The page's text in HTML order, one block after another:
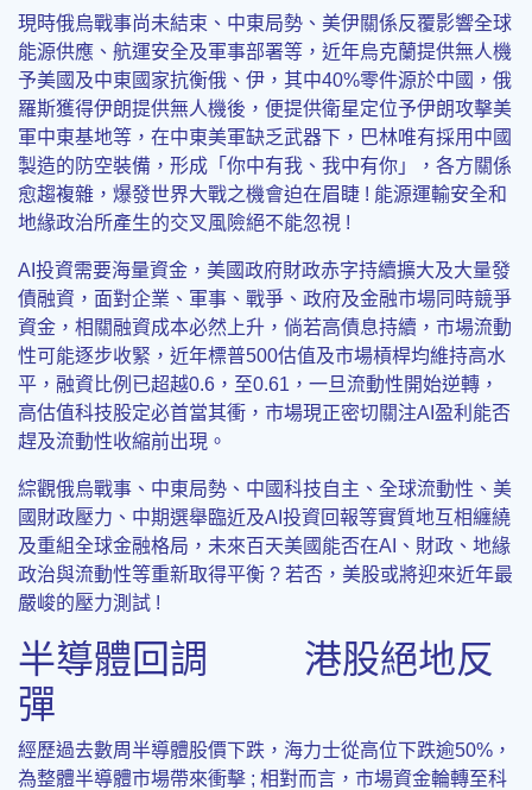
現時俄烏戰事尚未結束、中東局勢、美伊關係反覆影響全球
能源供應、航運安全及軍事部署等，近年烏克蘭提供無人機
予美國及中東國家抗衡俄、伊，其中40%零件源於中國，俄
羅斯獲得伊朗提供無人機後，便提供衛星定位予伊朗攻擊美
軍中東基地等，在中東美軍缺乏武器下，巴林唯有採用中國
製造的防空裝備，形成「你中有我、我中有你」，各方關係
愈趨複雜，爆發世界大戰之機會迫在眉睫 ! 能源運輸安全和
地緣政治所產生的交叉風險絕不能忽視 !
AI投資需要海量資金，美國政府財政赤字持續擴大及大量發
債融資，面對企業、軍事、戰爭、政府及金融市場同時競爭
資金，相關融資成本必然上升，倘若高債息持續，市場流動
性可能逐步收緊，近年標普500估值及市場槓桿均維持高水
平，融資比例已超越0.6，至0.61，一旦流動性開始逆轉，
高估值科技股定必首當其衝，市場現正密切關注AI盈利能否
趕及流動性收縮前出現。
綜觀俄烏戰事、中東局勢、中國科技自主、全球流動性、美
國財政壓力、中期選舉臨近及AI投資回報等實質地互相纏繞
及重組全球金融格局，未來百天美國能否在AI、財政、地緣
政治與流動性等重新取得平衡 ? 若否，美股或將迎來近年最
嚴峻的壓力測試 !
半導體回調 港股絕地反
彈
經歷過去數周半導體股價下跌，海力士從高位下跌逾50%，
為整體半導體市場帶來衝擊 ; 相對而言，市場資金輪轉至科